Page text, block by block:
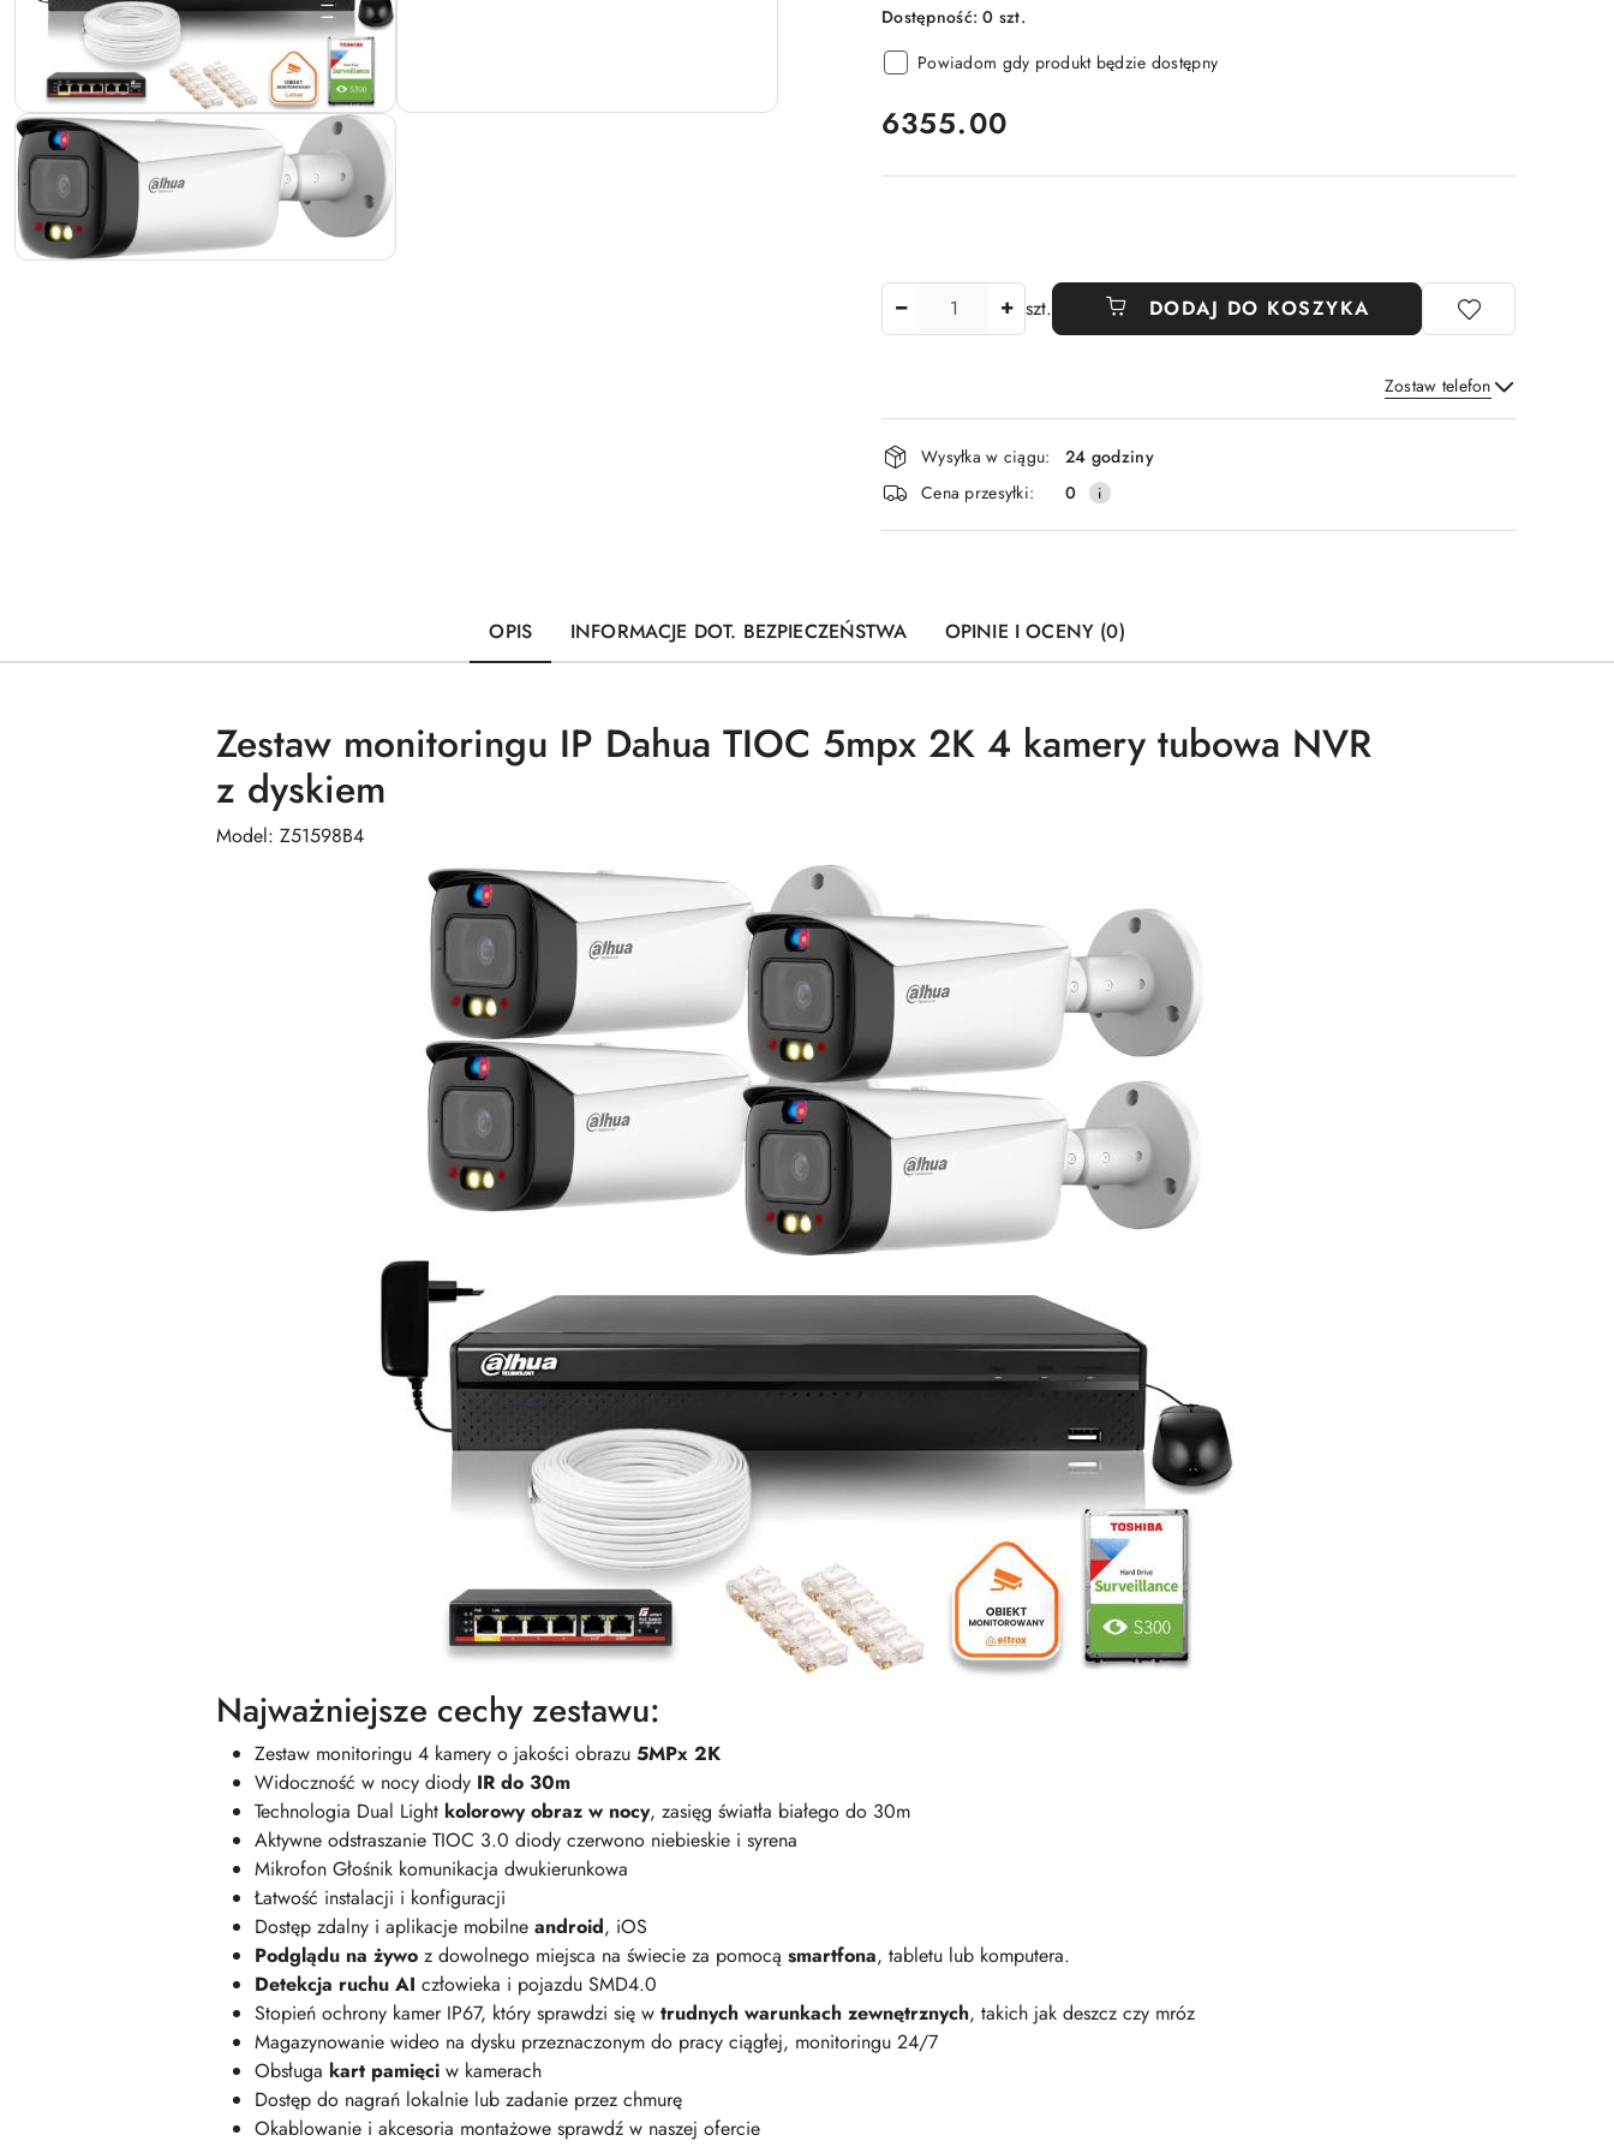
Dostępność:0 szt.
Powiadom gdy produkt będzie dostępny
cena:
6355.00
szt. DODAJ DO KOSZYKA
Zostaw telefon
Wyślij
Dostępność
i
dostawa
Wysyłka w ciągu:
24 godziny
Cena przesyłki:
0
OPIS INFORMACJE DOT. BEZPIECZEŃSTWA OPINIE I OCENY (0)
Zestaw monitoringu IP Dahua TIOC 5mpx 2K 4 kamery tubowa NVR
z dyskiem
Model: Z51598B4
Najważniejsze cechy zestawu:
Zestaw monitoringu 4 kamery o jakości obrazu 5MPx 2K
Widoczność w nocy diody IR do 30m
Technologia Dual Light kolorowy obraz w nocy, zasięg światła białego do 30m
Aktywne odstraszanie TIOC 3.0 diody czerwono niebieskie i syrena
Mikrofon Głośnik komunikacja dwukierunkowa
Łatwość instalacji i konfiguracji
Dostęp zdalny i aplikacje mobilne android, iOS
Podglądu na żywo z dowolnego miejsca na świecie za pomocą smartfona, tabletu lub komputera.
Detekcja ruchu AI człowieka i pojazdu SMD4.0
Stopień ochrony kamer IP67, który sprawdzi się w trudnych warunkach zewnętrznych, takich jak deszcz czy mróz
Magazynowanie wideo na dysku przeznaczonym do pracy ciągłej, monitoringu 24/7
Obsługa kart pamięci w kamerach
Dostęp do nagrań lokalnie lub zadanie przez chmurę
Okablowanie i akcesoria montażowe sprawdź w naszej ofercie